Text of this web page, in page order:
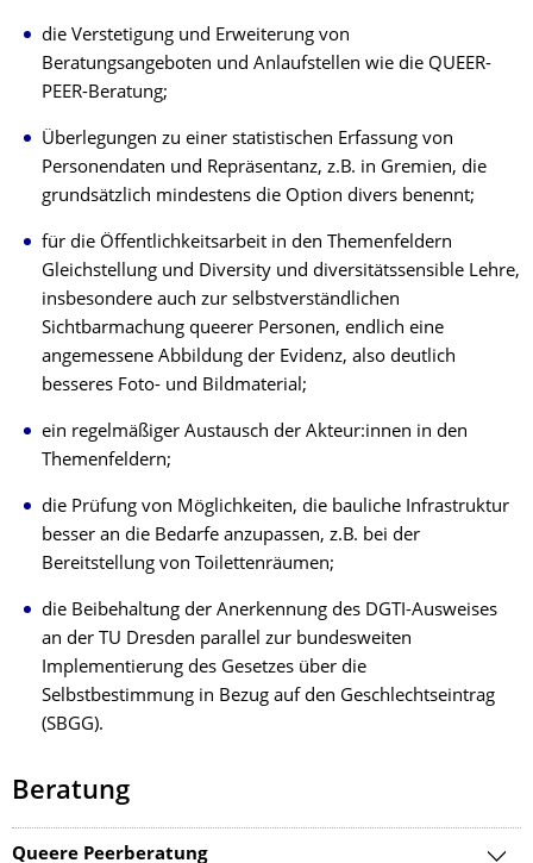
die Verstetigung und Erweiterung von
Beratungsangeboten und Anlaufstellen wie die QUEER-
PEER-Beratung;
Überlegungen zu einer statistischen Erfassung von
Personendaten und Repräsentanz, z.B. in Gremien, die
grundsätzlich mindestens die Option divers benennt;
für die Öffentlichkeitsarbeit in den Themenfeldern
Gleichstellung und Diversity und diversitätssensible Lehre,
insbesondere auch zur selbstverständlichen
Sichtbarmachung queerer Personen, endlich eine
angemessene Abbildung der Evidenz, also deutlich
besseres Foto- und Bildmaterial;
ein regelmäßiger Austausch der Akteur:innen in den
Themenfeldern;
die Prüfung von Möglichkeiten, die bauliche Infrastruktur
besser an die Bedarfe anzupassen, z.B. bei der
Bereitstellung von Toilettenräumen;
die Beibehaltung der Anerkennung des DGTI-Ausweises
an der TU Dresden parallel zur bundesweiten
Implementierung des Gesetzes über die
Selbstbestimmung in Bezug auf den Geschlechtseintrag
(SBGG).
Beratung
Queere Peerberatung